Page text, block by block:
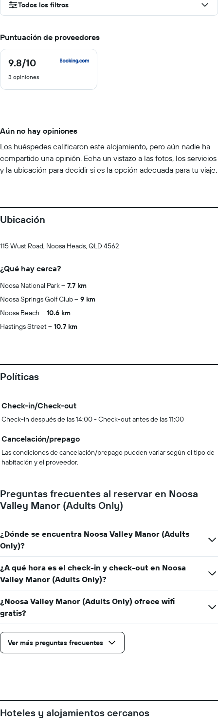
Todos los filtros
Puntuación de proveedores
9.8/10
9.8
10
3 opiniones
Aún no hay opiniones
Los huéspedes calificaron este alojamiento, pero aún nadie ha
compartido una opinión. Echa un vistazo a las fotos, los servicios
y la ubicación para decidir si es la opción adecuada para tu viaje.
Ubicación
115 Wust Road, Noosa Heads, QLD 4562
¿Qué hay cerca?
Noosa National Park
7.7 km
Noosa Springs Golf Club
9 km
Noosa Beach
10.6 km
Hastings Street
10.7 km
Políticas
Check-in/Check-out
Check-in después de las 14:00 - Check-out antes de las 11:00
Cancelación/prepago
Las condiciones de cancelación/prepago pueden variar según el tipo de
habitación y el proveedor.
Preguntas frecuentes al reservar en Noosa
Valley Manor (Adults Only)
¿Dónde se encuentra Noosa Valley Manor (Adults
Only)?
¿A qué hora es el check-in y check-out en Noosa
Valley Manor (Adults Only)?
¿Noosa Valley Manor (Adults Only) ofrece wifi
gratis?
Ver más preguntas frecuentes
Hoteles y alojamientos cercanos